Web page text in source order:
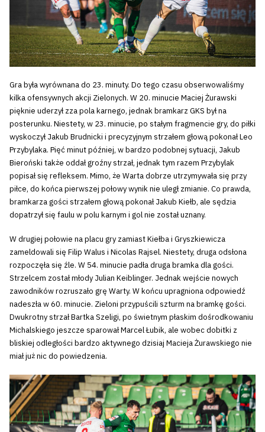
Gra była wyrównana do 23. minuty. Do tego czasu obserwowaliśmy
kilka ofensywnych akcji Zielonych. W 20. minucie Maciej Żurawski
pięknie uderzył zza pola karnego, jednak bramkarz GKS był na
posterunku. Niestety, w 23. minucie, po stałym fragmencie gry, do piłki
wyskoczył Jakub Brudnicki i precyzyjnym strzałem głową pokonał Leo
Przybylaka. Pięć minut później, w bardzo podobnej sytuacji, Jakub
Bieroński także oddał groźny strzał, jednak tym razem Przybylak
popisał się refleksem. Mimo, że Warta dobrze utrzymywała się przy
piłce, do końca pierwszej połowy wynik nie uległ zmianie. Co prawda,
bramkarza gości strzałem głową pokonał Jakub Kiełb, ale sędzia
dopatrzył się faulu w polu karnym i gol nie został uznany.
W drugiej połowie na placu gry zamiast Kiełba i Gryszkiewicza
zameldowali się Filip Walus i Nicolas Rajsel. Niestety, druga odsłona
rozpoczęła się źle. W 54. minucie padła druga bramka dla gości.
Strzelcem został młody Julian Keiblinger. Jednak wejście nowych
zawodników rozruszało grę Warty. W końcu upragniona odpowiedź
nadeszła w 60. minucie. Zieloni przypuścili szturm na bramkę gości.
Dwukrotny strzał Bartka Szeligi, po świetnym płaskim dośrodkowaniu
Michalskiego jeszcze sparował Marcel Łubik, ale wobec dobitki z
bliskiej odległości bardzo aktywnego dzisiaj Macieja Żurawskiego nie
miał już nic do powiedzenia.